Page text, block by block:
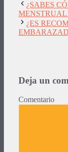
¿SABES
¿ES
Deja un
Comentario